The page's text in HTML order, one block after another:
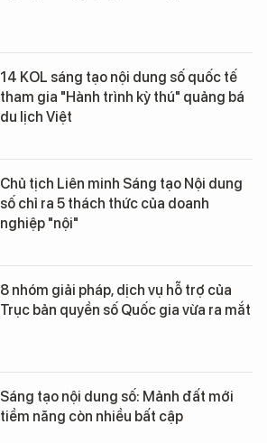
14 KOL sáng tạo nội dung số quốc tế
tham gia "Hành trình kỳ thú" quảng bá
du lịch Việt
Chủ tịch Liên minh Sáng tạo Nội dung
số chỉ ra 5 thách thức của doanh
nghiệp "nội"
8 nhóm giải pháp, dịch vụ hỗ trợ của
Trục bản quyền số Quốc gia vừa ra mắt
Sáng tạo nội dung số: Mảnh đất mới
tiềm năng còn nhiều bất cập